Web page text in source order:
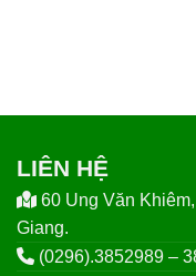
LIÊN HỆ
60 Ung Văn
Giang.
(0296).3852989 –